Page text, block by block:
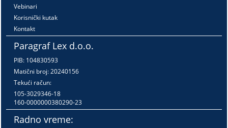
Vebinari
Korisnički kutak
Kontakt
Paragraf Lex d.o.o.
PIB: 104830593
Matični broj: 20240156
Tekući račun:
105-3029346-18
160-0000000380290-23
Radno vreme: